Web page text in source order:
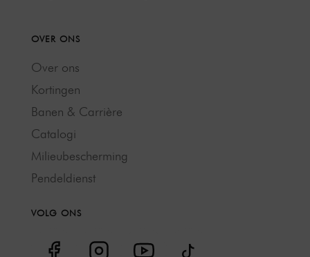
OVER ONS
Over ons
Kortingen
Banen & Carrière
Catalogi
Milieubescherming
Pendeldienst
VOLG ONS